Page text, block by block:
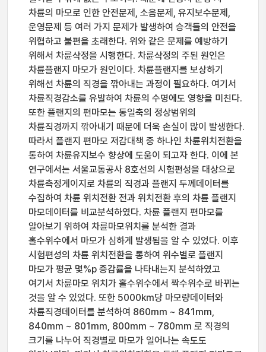
차륜의 마모로 인한 안전문제, 소음문제, 유지보수문제,
운영문제 등 여러 가지 문제가 발생하여 승객들의 안전을
위협하고 불편을 초래한다. 위와 같은 문제를 예방하기
위해서 차륜삭정을 시행한다. 차륜삭정의 주된 원인은
차륜플랜지 마모가 원인이다. 차륜플랜지를 보상하기
위해선 차륜의 직경을 깎아내는 과정이 필요하다. 여기서
차륜직경감소를 유발하여 차륜의 수명에도 영향을 미친다.
또한 플랜지의 편마모는 동일축의 정상범위의
차륜직경까지 깎아내기 때문에 더욱 손실이 많이 발생한다.
따라서 플랜지 편마모 저감대책 중 하나인 차륜위치전환을
통하여 차륜유지보수 향상에 도움이 되고자 한다. 이에 본
연구에서는 서울교통공사 8호선의 시험편성을 대상으로
차륜측정게이지로 차륜의 직경과 플랜지 두께데이터를
수집하여 차륜 위치전환 전과 위치전환 후의 차륜 플랜지
마모데이터를 비교분석하였다. 차륜 플랜지 편마모를
알아보기 위하여 차륜마모위치를 분석한 결과
홀수위수에서 마모가 심하게 발생됨을 알 수 있었다. 이후
시험편성의 차륜 위치전환을 통하여 위수별로 플랜지
마모가 평균 몇%p 증감률을 나타내는지 분석하였고
여기서 차륜마모 위치가 홀수위수에서 짝수위수로 바뀌는
것을 알 수 있었다. 또한 5000km당 마모량데이터와
차륜직경데이터를 분석하여 860mm ~ 841mm,
840mm ~ 801mm, 800mm ~ 780mm 로 직경의
크기를 나누어 직경별로 마모가 일어나는 속도도